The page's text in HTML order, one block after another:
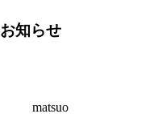
お知らせ
matsuo